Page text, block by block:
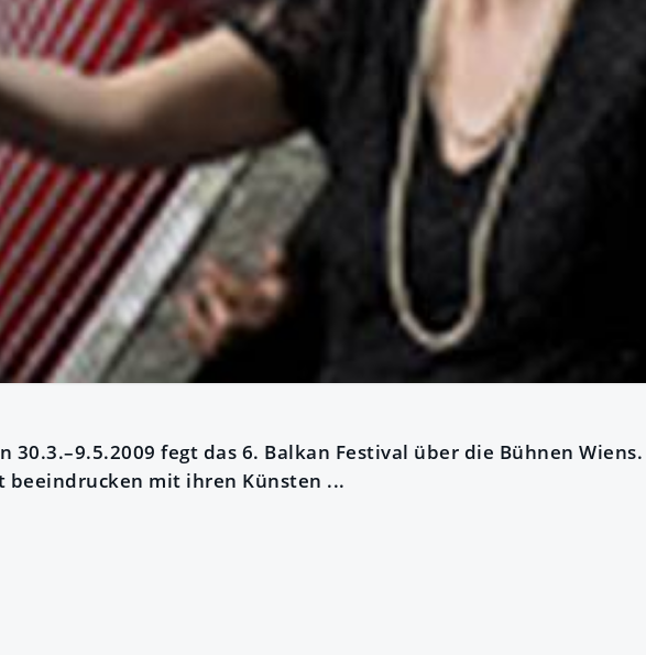
30.3.–9.5.2009 fegt das 6. Balkan Festival über die Bühnen Wiens.
beeindrucken mit ihren Künsten ...